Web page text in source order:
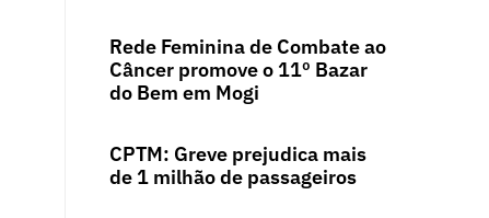
Rede Feminina de Combate ao
Câncer promove o 11º Bazar
do Bem em Mogi
CPTM: Greve prejudica mais
de 1 milhão de passageiros